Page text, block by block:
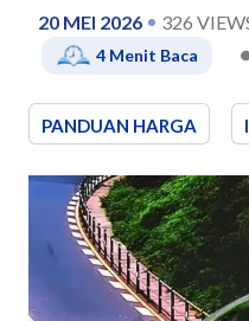
20 MEI 2026 326
4 Menit Baca
PANDUAN HARGA